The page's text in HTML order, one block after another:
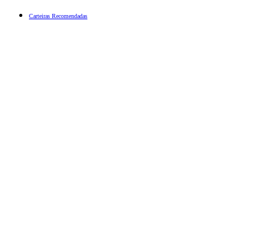
Carteiras Recomendadas